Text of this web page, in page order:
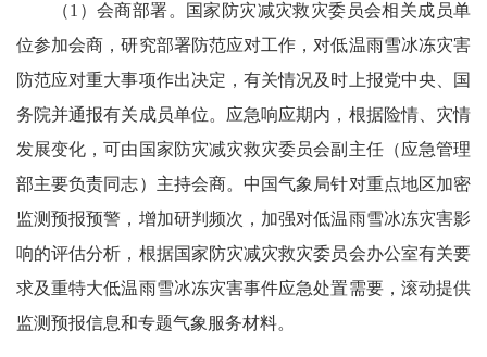
（1）会商部署。国家防灾减灾救灾委员会相关成员单
位参加会商，研究部署防范应对工作，对低温雨雪冰冻灾害
防范应对重大事项作出决定，有关情况及时上报党中央、国
务院并通报有关成员单位。应急响应期内，根据险情、灾情
发展变化，可由国家防灾减灾救灾委员会副主任（应急管理
部主要负责同志）主持会商。中国气象局针对重点地区加密
监测预报预警，增加研判频次，加强对低温雨雪冰冻灾害影
响的评估分析，根据国家防灾减灾救灾委员会办公室有关要
求及重特大低温雨雪冰冻灾害事件应急处置需要，滚动提供
监测预报信息和专题气象服务材料。